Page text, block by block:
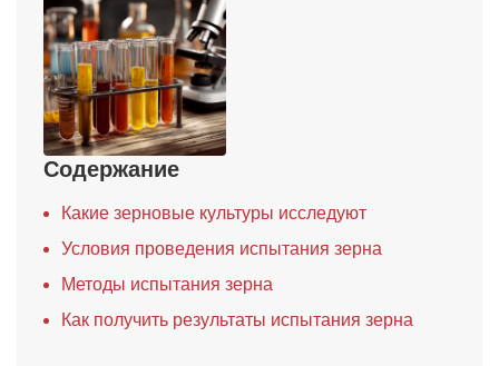
Содержание
Какие зерновые культуры исследуют
Условия проведения испытания зерна
Методы испытания зерна
Как получить результаты испытания зерна